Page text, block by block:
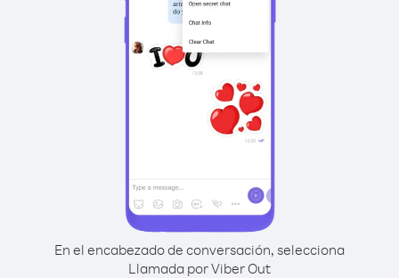
En el encabezado de conversación, selecciona
Llamada por Viber Out